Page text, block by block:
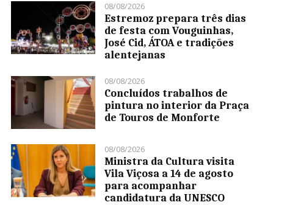
08/08/2026
Estremoz prepara três dias
de festa com Vouguinhas,
José Cid, ÁTOA e tradições
alentejanas
08/08/2026
Concluídos trabalhos de
pintura no interior da Praça
de Touros de Monforte
08/08/2026
Ministra da Cultura visita
Vila Viçosa a 14 de agosto
para acompanhar
candidatura da UNESCO